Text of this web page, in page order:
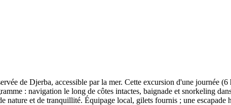
de Djerba, accessible par la mer. Cette excursion d'une journée
: navigation le long de côtes intactes, baignade et snorkeling
et de tranquillité. Équipage local, gilets fournis ; une escapade